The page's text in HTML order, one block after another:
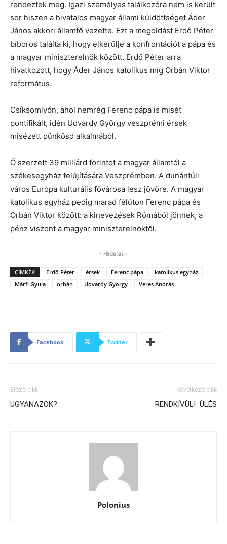
rendeztek meg. Igazi személyes találkozóra nem is került
sor hiszen a hivatalos magyar állami küldöttséget Áder
János akkori államfő vezette. Ezt a megoldást Erdő Péter
bíboros találta ki, hogy elkerülje a konfrontációt a pápa és
a magyar miniszterelnök között. Erdő Péter arra
hivatkozott, hogy Áder János katolikus míg Orbán Viktor
református.
Csíksomlyón, ahol nemrég Ferenc pápa is misét
pontifikált, idén Udvardy György veszprémi érsek
misézett pünkösd alkalmából.
Ő szerzett 39 milliárd forintot a magyar államtól a
székesegyház felújítására Veszprémben. A dunántúli
város Európa kulturális fővárosa lesz jövőre. A magyar
katolikus egyház pedig marad félúton Ferenc pápa és
Orbán Viktor között: a kinevezések Rómából jönnek, a
pénz viszont a magyar miniszterelnöktől.
- Hirdetés -
CÍMKÉK Erdő Péter érsek Ferenc pápa
katolikus egyház
Márfi Gyula
orbán Udvardy György Veres András
Facebook Twitter
Előző cikk
UGYANAZOK?
Következő cikk
RENDKÍVÜLI ÜLÉS
Polonius